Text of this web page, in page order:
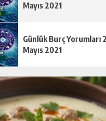
Mayıs 2021
Günlük Burç Yorumları
Mayıs 2021